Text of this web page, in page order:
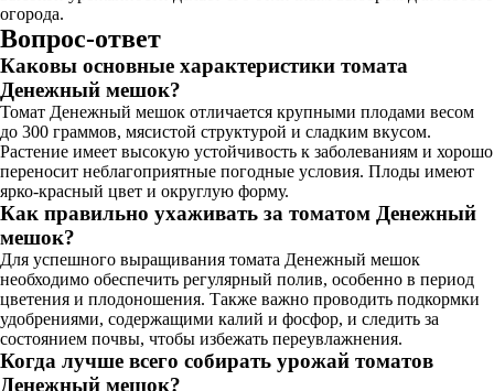
огорода.
Вопрос-ответ
Каковы основные характеристики томата
Денежный мешок?
Томат Денежный мешок отличается крупными плодами весом
до 300 граммов, мясистой структурой и сладким вкусом.
Растение имеет высокую устойчивость к заболеваниям и хорошо
переносит неблагоприятные погодные условия. Плоды имеют
ярко-красный цвет и округлую форму.
Как правильно ухаживать за томатом Денежный
мешок?
Для успешного выращивания томата Денежный мешок
необходимо обеспечить регулярный полив, особенно в период
цветения и плодоношения. Также важно проводить подкормки
удобрениями, содержащими калий и фосфор, и следить за
состоянием почвы, чтобы избежать переувлажнения.
Когда лучше всего собирать урожай томатов
Денежный мешок?